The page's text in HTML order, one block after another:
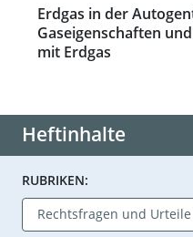
Erdgas in der
Gaseigenschaften
mit Erdgas
Heftinhalte
RUBRIKEN: